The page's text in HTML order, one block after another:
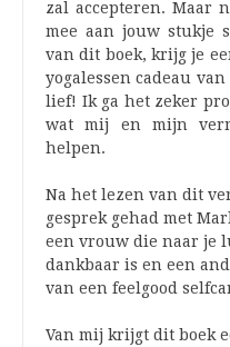
zal accepteren. Maar
mee aan jouw stukje
van dit boek, krijg je
yogalessen cadeau
lief! Ik ga het zeker
wat mij en mijn
helpen.
Na het lezen van dit
gesprek gehad met
een vrouw die naar je
dankbaar is en een
van een feelgood
Van mij krijgt dit boek